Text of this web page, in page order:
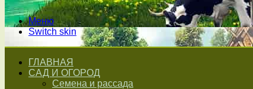
Меню
Switch skin
ГЛАВНАЯ
САД И ОГОРОД
Семена и рассада